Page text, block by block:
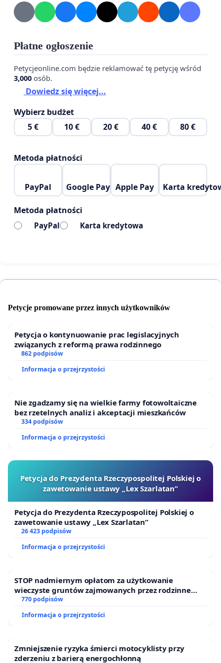
Płatne ogłoszenie
Petycjeonline.com będzie reklamować tę petycję wśród
3,000 osób.
Dowiedz się więcej...
Wybierz budżet
5 €
10 € 20 € 40 € 80 €
Metoda płatności
PayPal Google Pay Apple Pay Karta
Metoda płatności
PayPal Karta kredytowa
Petycje promowane przez innych użytkowników
Petycja o kontynuowanie prac legislacyjnych
związanych z reformą prawa rodzinnego
862 podpisów
Informacja o przejrzystości
Nie zgadzamy się na wielkie farmy fotowoltaiczne
bez rzetelnych analiz i akceptacji mieszkańców
334 podpisów
Informacja o przejrzystości
Petycja do Prezydenta Rzeczypospolitej Polskiej o
zawetowanie ustawy „Lex Szarlatan”
Petycja do Prezydenta Rzeczypospolitej Polskiej o
zawetowanie ustawy „Lex Szarlatan”
26 423 podpisów
Informacja o przejrzystości
STOP nadmiernym opłatom za użytkowanie
wieczyste gruntów zajmowanych przez rodzinne
ogrody działkowe.
770 podpisów
Informacja o przejrzystości
Zmniejszenie ryzyka śmierci motocyklisty przy
zderzeniu z barierą energochłonną